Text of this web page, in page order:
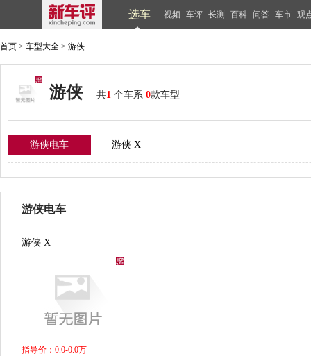
选车 视频 车评 长测 百科 问答 车市 观
首页 > 车型大全 > 游侠
游侠 共1 个车系 0款车型
游侠电车 游侠 X
游侠电车
游侠 X
指导价：0.0-0.0万